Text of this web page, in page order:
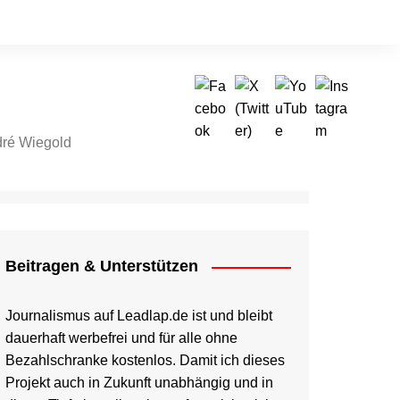
Wiegold
Beitragen & Unterstützen
Journalismus auf Leadlap.de ist und bleibt
dauerhaft werbefrei und für alle ohne
Bezahlschranke kostenlos. Damit ich dieses
Projekt auch in Zukunft unabhängig und in